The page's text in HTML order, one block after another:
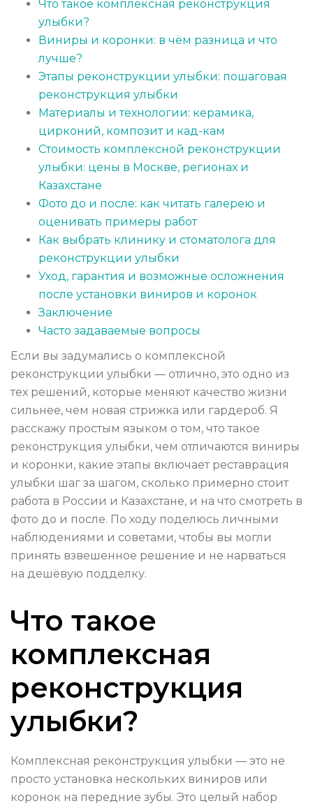
Что такое комплексная реконструкция
улыбки?
Виниры и коронки: в чём разница и что
лучше?
Этапы реконструкции улыбки: пошаговая
реконструкция улыбки
Материалы и технологии: керамика,
цирконий, композит и кад-кам
Стоимость комплексной реконструкции
улыбки: цены в Москве, регионах и
Казахстане
Фото до и после: как читать галерею и
оценивать примеры работ
Как выбрать клинику и стоматолога для
реконструкции улыбки
Уход, гарантия и возможные осложнения
после установки виниров и коронок
Заключение
Часто задаваемые вопросы
Если вы задумались о комплексной
реконструкции улыбки — отлично, это одно из
тех решений, которые меняют качество жизни
сильнее, чем новая стрижка или гардероб. Я
расскажу простым языком о том, что такое
реконструкция улыбки, чем отличаются виниры
и коронки, какие этапы включает реставрация
улыбки шаг за шагом, сколько примерно стоит
работа в России и Казахстане, и на что смотреть в
фото до и после. По ходу поделюсь личными
наблюдениями и советами, чтобы вы могли
принять взвешенное решение и не нарваться
на дешёвую подделку.
Что такое
комплексная
реконструкция
улыбки?
Комплексная реконструкция улыбки — это не
просто установка нескольких виниров или
коронок на передние зубы. Это целый набор